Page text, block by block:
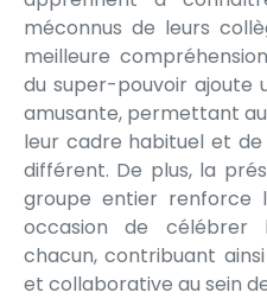
méconnus de leurs
meilleure
du super-pouvoir ajoute
amusante, permettant
leur cadre habituel et de
différent. De plus, la
groupe entier renforce
occasion de célébrer
chacun, contribuant
et collaborative au sein